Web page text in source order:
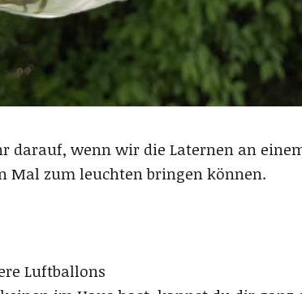
darauf, wenn wir die Laternen an
Mal zum leuchten bringen können.
Luftballons